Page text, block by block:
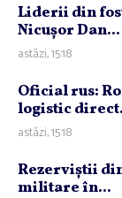
Liderii din
Nicuşor Dan...
astăzi, 15:18
Oficial rus:
logistic
astăzi, 15:18
Rezerviştii
militare în...